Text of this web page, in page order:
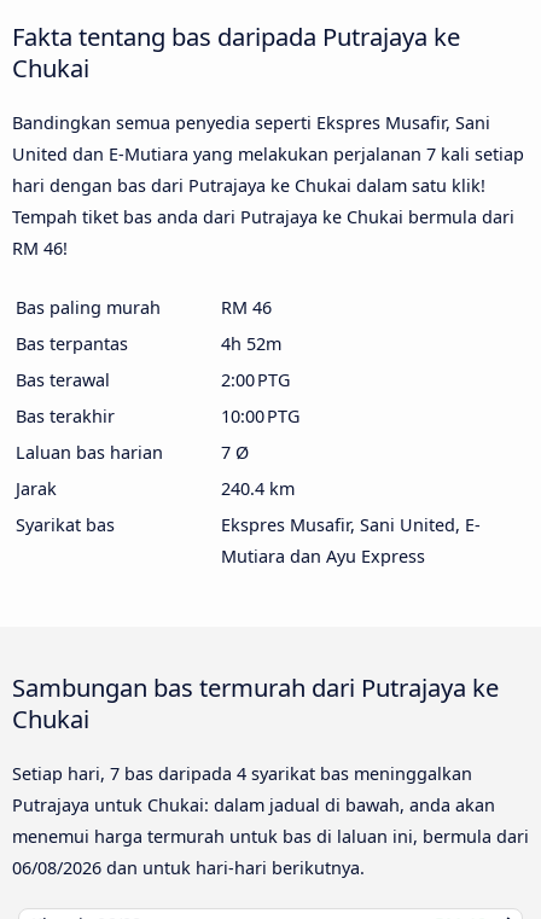
Fakta tentang bas daripada Putrajaya ke
Chukai
Bandingkan semua penyedia seperti Ekspres Musafir, Sani
United dan E-Mutiara yang melakukan perjalanan 7 kali setiap
hari dengan bas dari Putrajaya ke Chukai dalam satu klik!
Tempah tiket bas anda dari Putrajaya ke Chukai bermula dari
RM 46!
Bas paling murah
RM 46
Bas terpantas
4h 52m
Bas terawal
2:00 PTG
Bas terakhir
10:00 PTG
Laluan bas harian
7 Ø
Jarak
240.4 km
Syarikat bas
Ekspres Musafir, Sani United, E-
Mutiara dan Ayu Express
Sambungan bas termurah dari Putrajaya ke
Chukai
Setiap hari, 7 bas daripada 4 syarikat bas meninggalkan
Putrajaya untuk Chukai: dalam jadual di bawah, anda akan
menemui harga termurah untuk bas di laluan ini, bermula dari
06/08/2026 dan untuk hari-hari berikutnya.